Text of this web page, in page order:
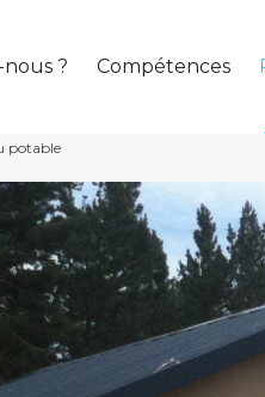
? Compétences
potable